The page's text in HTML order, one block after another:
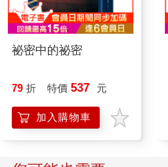
祕密中的祕密
79 折 特價 537 元
加入購物車